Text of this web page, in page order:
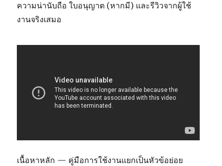
ความน่านับถือ ใบอนุญาต (หากมี) และรีวิวจากผู้ใช้
งานจริงเสมอ
เนื้อหาหลัก — คู่มือการใช้งานแยกเป็นหัวข้อย่อย